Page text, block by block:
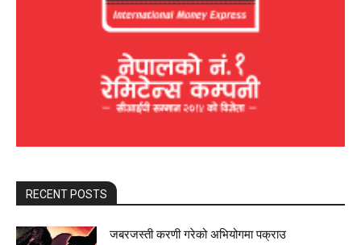
RECENT POSTS
जबरजस्ती करणी गरेको अभियोगमा पक्राउ